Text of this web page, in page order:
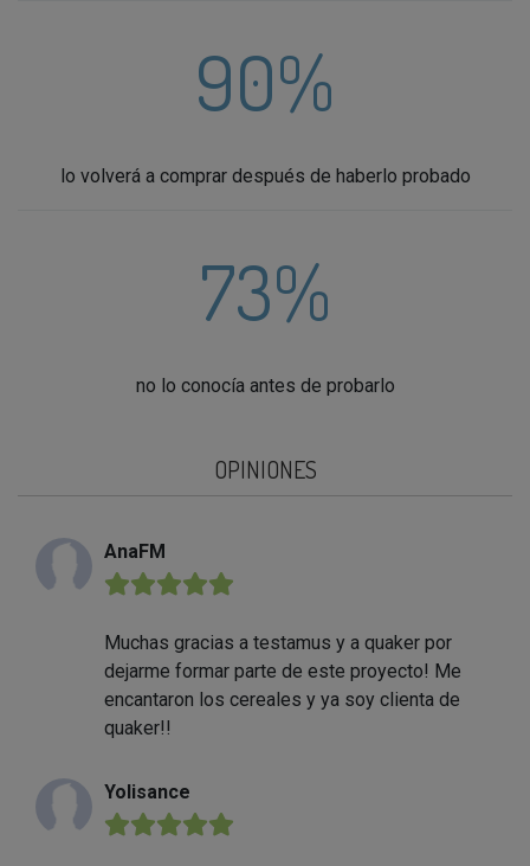
90%
lo volverá a comprar después de haberlo probado
73%
no lo conocía antes de probarlo
OPINIONES
AnaFM
★★★★★
Muchas gracias a testamus y a quaker por
dejarme formar parte de este proyecto! Me
encantaron los cereales y ya soy clienta de
quaker!!
Yolisance
★★★★★